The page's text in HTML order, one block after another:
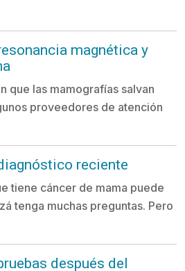
magnética y
que las mamografías salvan
proveedores de atención
reciente
tiene cáncer de mama puede
tenga muchas preguntas. Pero
después del